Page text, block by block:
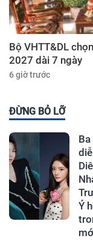
Bộ VHTT&DL
2027 dài 7 ngày
6 giờ trước
ĐỪNG BỎ LỠ
Ý